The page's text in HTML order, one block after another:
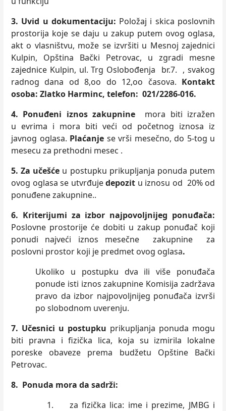
3. Uvid u dokumentaciju: Položaj i skica poslovnih
prostorija koje se daju u zakup putem ovog oglasa,
akt o vlasništvu, može se izvršiti u Mesnoj zajednici
Kulpin, Opština Bački Petrovac, u zgradi mesne
zajednice Kulpin, ul. Trg Oslobođenja br.7. , svakog
radnog dana od 8,oo do 12,oo časova. Kontakt
osoba: Zlatko Harminc, telefon: 021/2286-016.
4. Ponuđeni iznos zakupnine
mora biti izražen
u evrima i mora biti veći od početnog iznosa iz
javnog oglasa. Plaćanje se vrši mesečno, do 5-tog u
mesecu za prethodni mesec .
5. Za učešće u postupku prikupljanja ponuda putem
ovog oglasa se utvrđujedepozit u iznosu od 20% od
ponuđene zakupnine..
6. Kriterijumi za izbor najpovoljnijeg ponuđača:
Poslovne prostorije će dobiti u zakup ponuđač koji
ponudi najveći iznos mesečne zakupnine za
poslovni prostor koji je predmet ovog oglasa.
Ukoliko u postupku dva ili više ponuđača
ponude isti iznos zakupnine Komisija zadržava
pravo da izbor najpovoljnijeg ponuđača izvrši
po slobodnom uverenju.
7. Učesnici u postupku prikupljanja ponuda mogu
biti pravna i fizička lica, koja su izmirila lokalne
poreske obaveze prema budžetu Opštine Bački
Petrovac.
8. Ponuda mora da sadrži:
1.
za fizička lica: ime i prezime, JMBG i